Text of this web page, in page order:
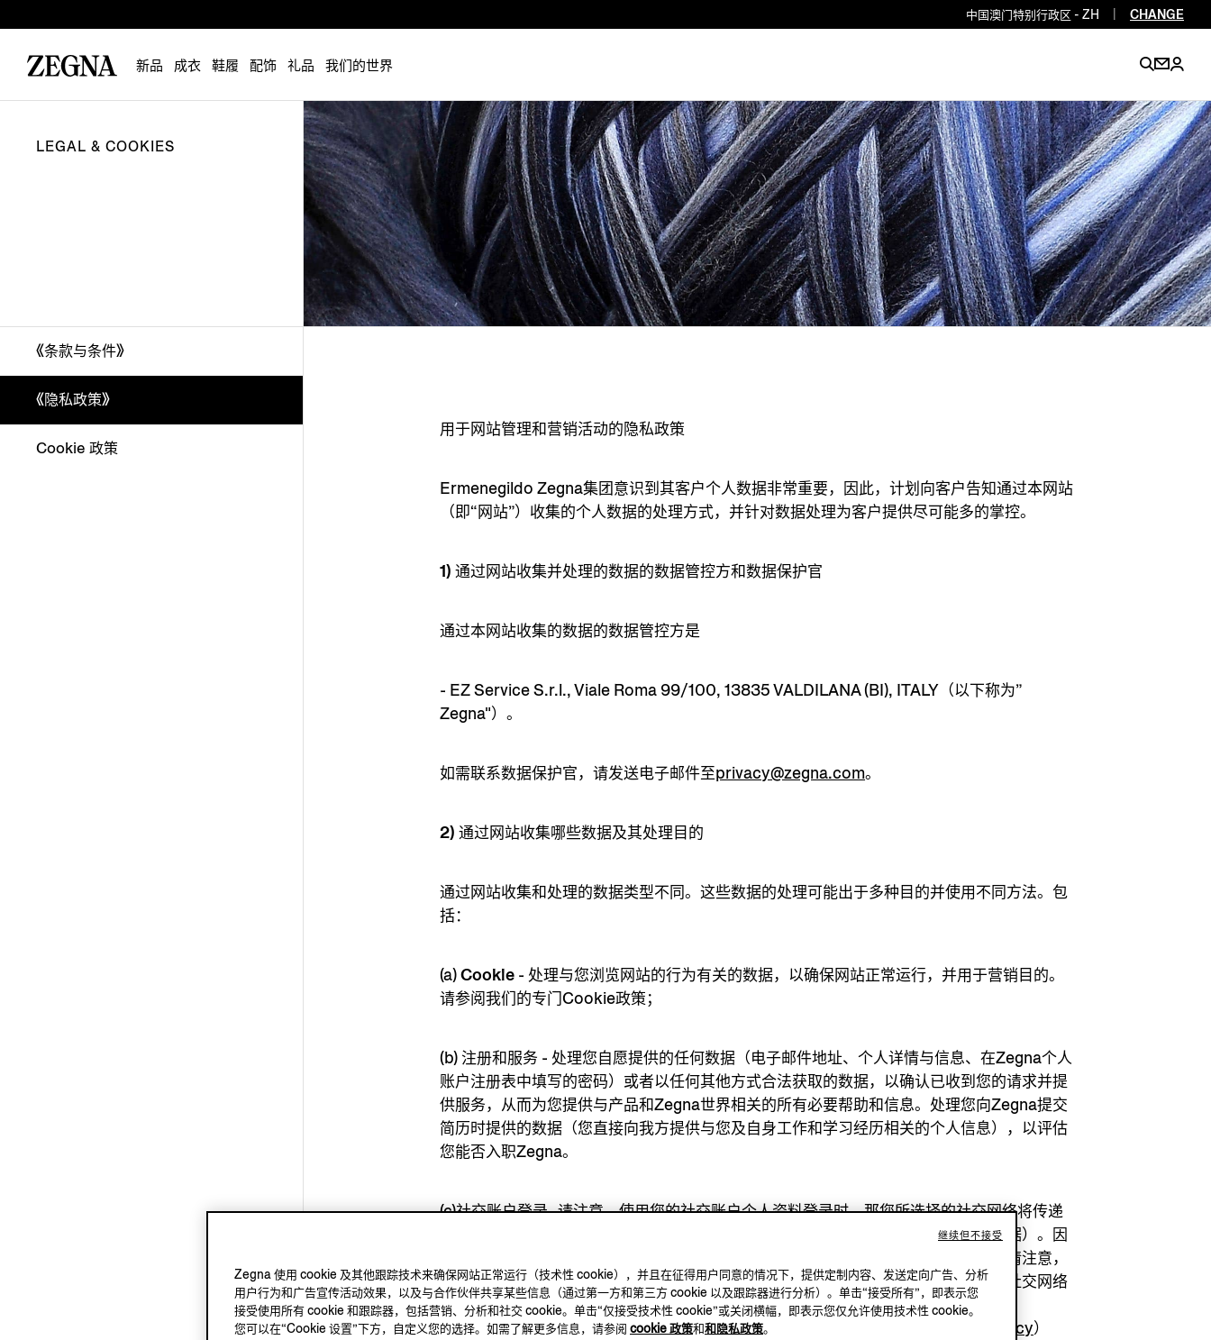
Luxembourg EN
EN
Poland EN
Portugal PT EN
Romania EN
Slovakia EN
Slovenia EN
Spain ES EN
Sweden EN
Switzerland DE FR IT EN
中国澳门特别行政区 - ZH CHANGE
新品 成衣 鞋履 配饰 礼品 我们的世界
LEGAL & COOKIES
《条款与条件》
《隐私政策》
Cookie 政策
用于网站管理和营销活动的隐私政策
Ermenegildo Zegna集团意识到其客户个人数据非常重要，因此，计划向客户告知通过本网站
（即“网站”）收集的个人数据的处理方式，并针对数据处理为客户提供尽可能多的掌控。
1) 通过网站收集并处理的数据的数据管控方和数据保护官
通过本网站收集的数据的数据管控方是
- EZ Service S.r.l., Viale Roma 99/100, 13835 VALDILANA (BI), ITALY（以下称为”
Zegna"）。
如需联系数据保护官，请发送电子邮件至privacy@zegna.com。
2) 通过网站收集哪些数据及其处理目的
通过网站收集和处理的数据类型不同。这些数据的处理可能出于多种目的并使用不同方法。包
括：
(a)Cookie - 处理与您浏览网站的行为有关的数据，以确保网站正常运行，并用于营销目的。
请参阅我们的专门Cookie政策；
(b) 注册和服务 - 处理您自愿提供的任何数据（电子邮件地址、个人详情与信息、在Zegna个人
账户注册表中填写的密码）或者以任何其他方式合法获取的数据，以确认已收到您的请求并提
供服务，从而为您提供与产品和Zegna世界相关的所有必要帮助和信息。处理您向Zegna提交
简历时提供的数据（您直接向我方提供与您及自身工作和学习经历相关的个人信息），以评估
您能否入职Zegna。
(c)社交账户登录- 请注意，使用您的社交账户个人资料登录时，那您所选择的社交网络将传递
某些特定数据（例如名、姓、电子邮件地址、同一社交网络上与您有关的其他一些数据）。因
此，在使用社交账户登录您的个人账户之前，我们会请您批准社交账户继续执行。另请注意，
社交网络可能会要求提供与社交账户登录有关的反馈和信息。有关详细信息，请参阅社交网络
隐私政策
Facebook （https://www.facebook.com/about/privacy/update?ref=old_policy）
Zegna 使用 cookie 及其他跟踪技术来确保网站正常运行（技术性 cookie），并且在征得用户同意的情况下，提供定制内容、发送定向广告、分析
用户行为和广告宣传活动效果，以及与合作伙伴共享某些信息（通过第一方和第三方 cookie 以及跟踪器进行分析）。单击“接受所有”，即表示您
接受使用所有 cookie 和跟踪器，包括营销、分析和社交 cookie。单击“仅接受技术性 cookie”或关闭横幅，即表示您仅允许使用技术性 cookie。
您可以在“Cookie 设置”下方，自定义您的选择。如需了解更多信息，请参阅 cookie 政策和和隐私政策。
继续但不接受